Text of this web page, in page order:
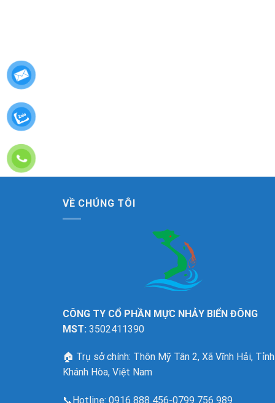
VỀ CHÚNG TÔI
CÔNG TY CỔ PHẦN MỰC NHẢY BIỂN ĐÔNG
MST: 3502411390
🏠 Trụ sở chính: Thôn Mỹ Tân 2, Xã Vĩnh Hải, Tỉnh
Khánh Hòa, Việt Nam
📞Hotline: 0916 888 456-0799 756 989